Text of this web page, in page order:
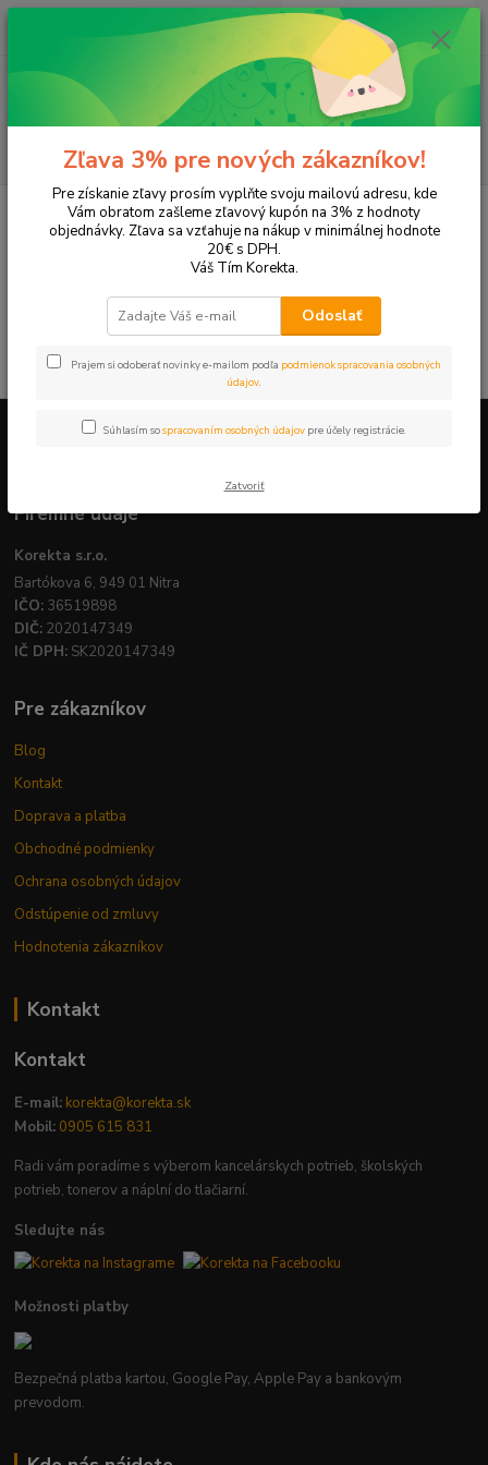
Hľadať
ks
za 0,00 EUR
Tonery a náplne do tlačiarní XEROX C20
V tejto kategórii nebol nájdený žiadny tovar.
Firemné údaje
Korekta s.r.o.
Bartókova 6, 949 01 Nitra
IČO: 36519898
DIČ: 2020147349
IČ DPH: SK2020147349
Pre zákazníkov
Blog
Kontakt
Doprava a platba
Obchodné podmienky
Ochrana osobných údajov
Odstúpenie od zmluvy
Hodnotenia zákazníkov
Kontakt
Kontakt
E-mail: korekta@korekta.sk
Mobil: 0905 615 831
Radi vám poradíme s výberom kancelárskych potrieb, školských
potrieb, tonerov a náplní do tlačiarní.
Sledujte nás
Možnosti platby
Bezpečná platba kartou, Google Pay, Apple Pay a bankovým
prevodom.
Zľava 3% pre nových zákazníkov!
Pre získanie zľavy prosím vyplňte svoju mailovú adresu, kde
Vám obratom zašleme zľavový kupón na 3% z hodnoty
objednávky. Zľava sa vzťahuje na nákup v minimálnej hodnote
20€ s DPH.
Váš Tím Korekta.
Odoslať
Prajem si odoberať novinky e-mailom podľa podmienok spracovania osobných
údajov.
Súhlasím sospracovaním osobných údajov pre účely registrácie.
Zatvoriť